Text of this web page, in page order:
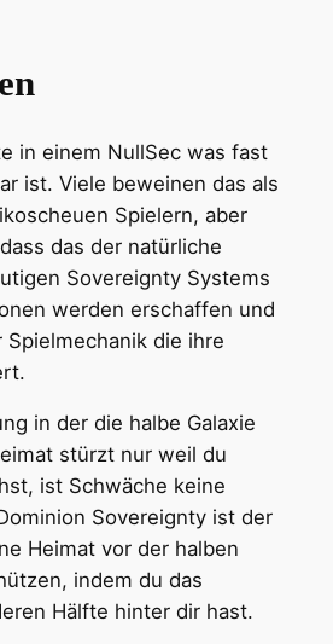
in einem NullSec was fast
ist. Viele beweinen das als
Spielern, aber
das der natürliche
Sovereignty Systems
werden erschaffen und
die ihre
in der die halbe Galaxie
stürzt nur weil du
ist Schwäche keine
Sovereignty ist der
Heimat vor der halben
indem du das
Hälfte hinter dir hast.